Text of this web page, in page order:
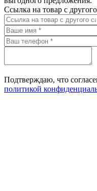
Ссылка на товар с
Подтверждаю, что
политикой